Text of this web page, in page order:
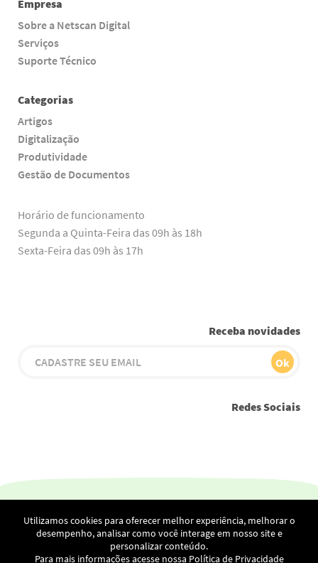
Empresa
Sobre a Netscan Digital
Serviços
Suporte Técnico
Categorias
Artigos
Digitalização
Produtividade
Gestão de Documentos
Horário de funcionamento
Segunda a Quinta-Feira das 09h às 18h
Sexta-Feira das 09h às 17h
Receba novidades
Redes Sociais
Netscan Digital Ltda - Alameda Rio Negro, 1030 - 23.º andar –
Escritório 2304 – Sala Tamboré
Condomínio Stadium – Alphaville – Barueri – CEP: 06454-000 /
Utilizamos cookies para oferecer melhor experiência, melhorar o
desempenho, analisar como você interage em nosso site e
personalizar conteúdo.
Para mais informações acesse nossa Política de Privacidade